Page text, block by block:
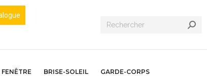
Recherche
FENÊTRE BRISE-SOLEIL GARDE-CORPS